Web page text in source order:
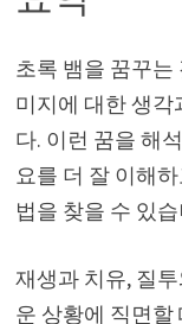
초록 뱀을 꿈꾸는
미지에 대한 생
다. 이런 꿈을 해
요를 더 잘 이해
법을 찾을 수 있
재생과 치유, 질
운 상황에 직면할